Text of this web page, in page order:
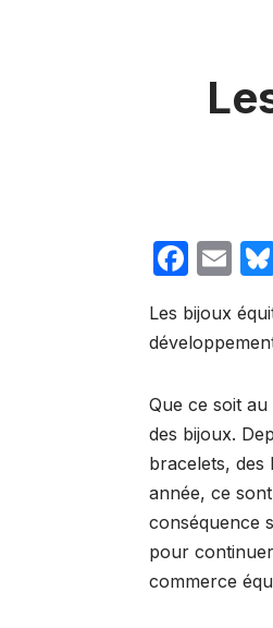
F
c
e
b
o
o
k
E
ail
Les bijoux
Que ce soit
des bijoux.
bracelets, des
année, ce
conséquence
pour
commerce